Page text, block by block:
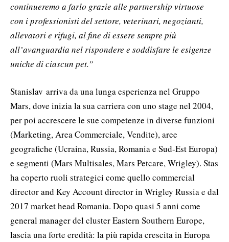
continueremo a farlo grazie alle partnership virtuose
con i professionisti del settore, veterinari, negozianti,
allevatori e rifugi, al fine di essere sempre più
all’avanguardia nel rispondere e soddisfare le esigenze
uniche di ciascun pet.”
Stanislav arriva da una lunga esperienza nel Gruppo
Mars, dove inizia la sua carriera con uno stage nel 2004,
per poi accrescere le sue competenze in diverse funzioni
(Marketing, Area Commerciale, Vendite), aree
geografiche (Ucraina, Russia, Romania e Sud-Est Europa)
e segmenti (Mars Multisales, Mars Petcare, Wrigley). Stas
ha coperto ruoli strategici come quello commercial
director and Key Account director in Wrigley Russia e dal
2017 market head Romania. Dopo quasi 5 anni come
general manager del cluster Eastern Southern Europe,
lascia una forte eredità: la più rapida crescita in Europa